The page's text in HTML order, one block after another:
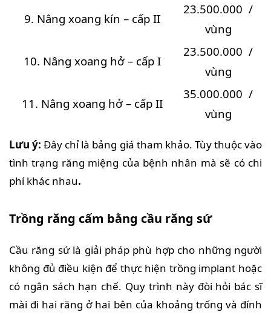
9. Nâng xoang kín – cấp II
23.500.000 /
vùng
10. Nâng xoang hở – cấp I
23.500.000 /
vùng
11. Nâng xoang hở – cấp II
35.000.000 /
vùng
Lưu ý:Đây chỉ là bảng giá tham khảo. Tùy thuộc vào
tình trạng răng miệng của bệnh nhân mà sẽ có chi
phí khác nhau.
Trồng răng cấm bằng cầu răng sứ
Cầu răng sứ là giải pháp phù hợp cho những người
không đủ điều kiện để thực hiện trồng implant hoặc
có ngân sách hạn chế. Quy trình này đòi hỏi bác sĩ
mài đi hai răng ở hai bên của khoảng trống và đính